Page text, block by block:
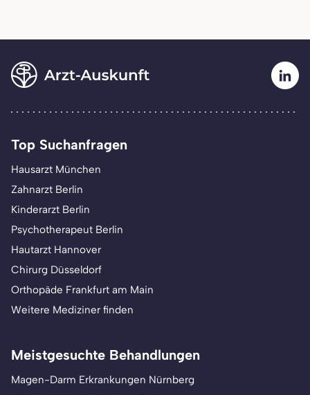
Top Suchanfragen
Hausarzt München
Zahnarzt Berlin
Kinderarzt Berlin
Psychotherapeut Berlin
Hautarzt Hannover
Chirurg Düsseldorf
Orthopäde Frankfurt am Main
Weitere Mediziner finden
Meistgesuchte Behandlungen
Magen-Darm Erkrankungen Nürnberg